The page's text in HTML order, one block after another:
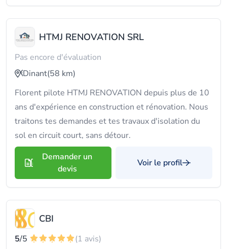
HTMJ RENOVATION SRL
Pas encore d'évaluation
Dinant(58 km)
Florent pilote HTMJ RENOVATION depuis plus de 10
ans d'expérience en construction et rénovation. Nous
traitons tes demandes et tes travaux d'isolation du
sol en circuit court, sans détour.
Demander un
devis
Voir le profil
CBI
5/5
(1 avis)